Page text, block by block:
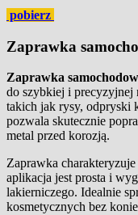
pobierz
Zaprawka
Zaprawka
do szybkiej i precyzyjnej
takich jak rysy, odpryski
pozwala skutecznie
metal przed korozją.
Zaprawka
aplikacja jest prosta i
lakierniczego. Idealnie
kosmetycznych bez